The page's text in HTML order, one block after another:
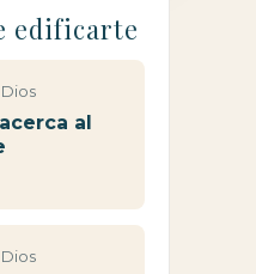
edificarte
al